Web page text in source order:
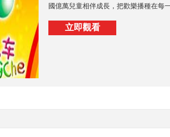
國億萬兒童相伴成長，把歡樂播種在每
立即觀看